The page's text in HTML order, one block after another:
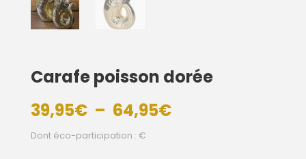
Carafe poisson dorée
39,95€ – 64,95€Plage
Dont éco-participation : €